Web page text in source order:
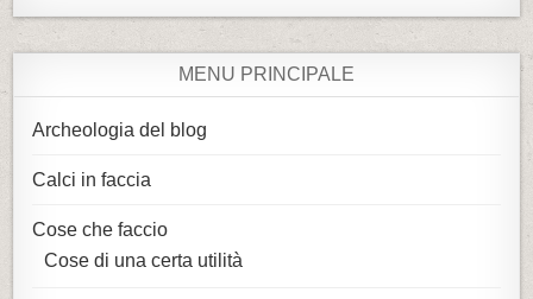
MENU PRINCIPALE
Archeologia del blog
Calci in faccia
Cose che faccio
Cose di una certa utilità